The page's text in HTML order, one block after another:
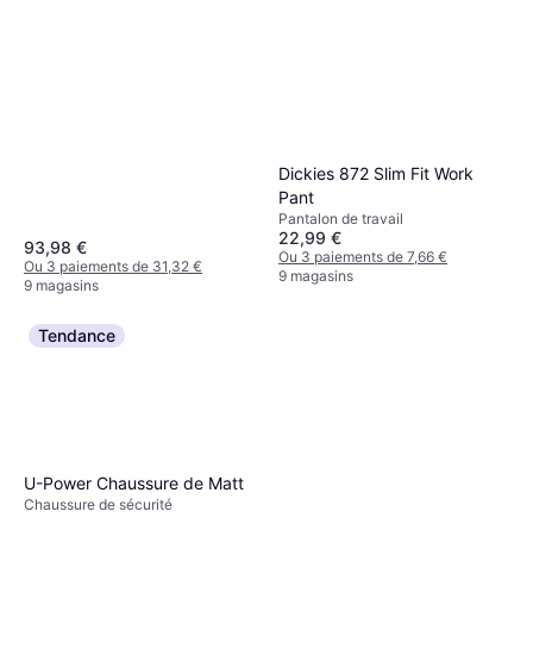
93,98 €
Ou 3 paiements de 31,32 €
9 magasins
Dickies 872 Slim Fit Work
Pant
Pantalon de travail
22,99 €
Ou 3 paiements de 7,66 €
9 magasins
Tendance
U-Power Chaussure de Matt
Chaussure de sécurité